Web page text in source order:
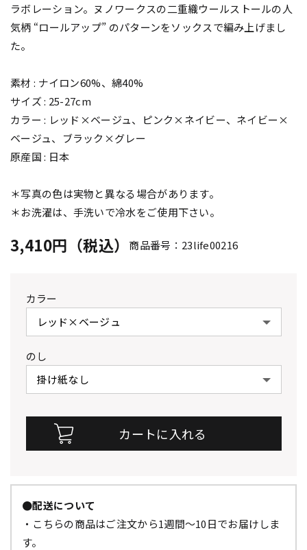
ラボレーション。ヌノワークスの二重織ウールストールの人
気柄 “ロールアップ” のパターンをソックスで編み上げまし
た。
素材 : ナイロン60%、綿40%
サイズ : 25-27cm
カラー : レッド×ベージュ、ピンク×ネイビー、ネイビー×
ベージュ、ブラック×グレー
原産国 : 日本
＊写真の色は実物と異なる場合があります。
＊お洗濯は、手洗いで冷水をご使用下さい。
3,410円（税込） 商品番号：23life00216
カラー
のし
●配送について
・こちらの商品はご注文から1週間～10日でお届けしま
す。